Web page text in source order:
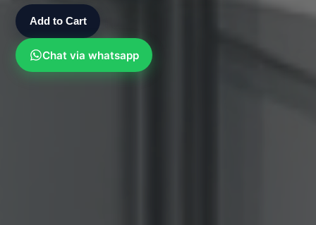
Add to Cart
Chat via whatsapp